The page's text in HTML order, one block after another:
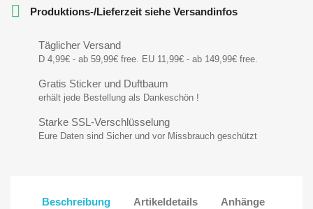
 Produktions-/Lieferzeit siehe Versandinfos
Täglicher Versand
D 4,99€ - ab 59,99€ free. EU 11,99€ - ab 149,99€ free.
Gratis Sticker und Duftbaum
erhält jede Bestellung als Dankeschön !
Starke SSL-Verschlüsselung
Eure Daten sind Sicher und vor Missbrauch geschützt
Beschreibung Artikeldetails Anhänge